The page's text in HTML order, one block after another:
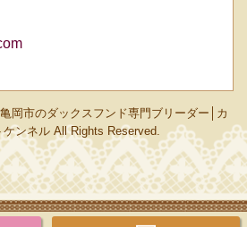
岡市のダックスフンド専門ブリーダー│カ
ケンネル All Rights Reserved.